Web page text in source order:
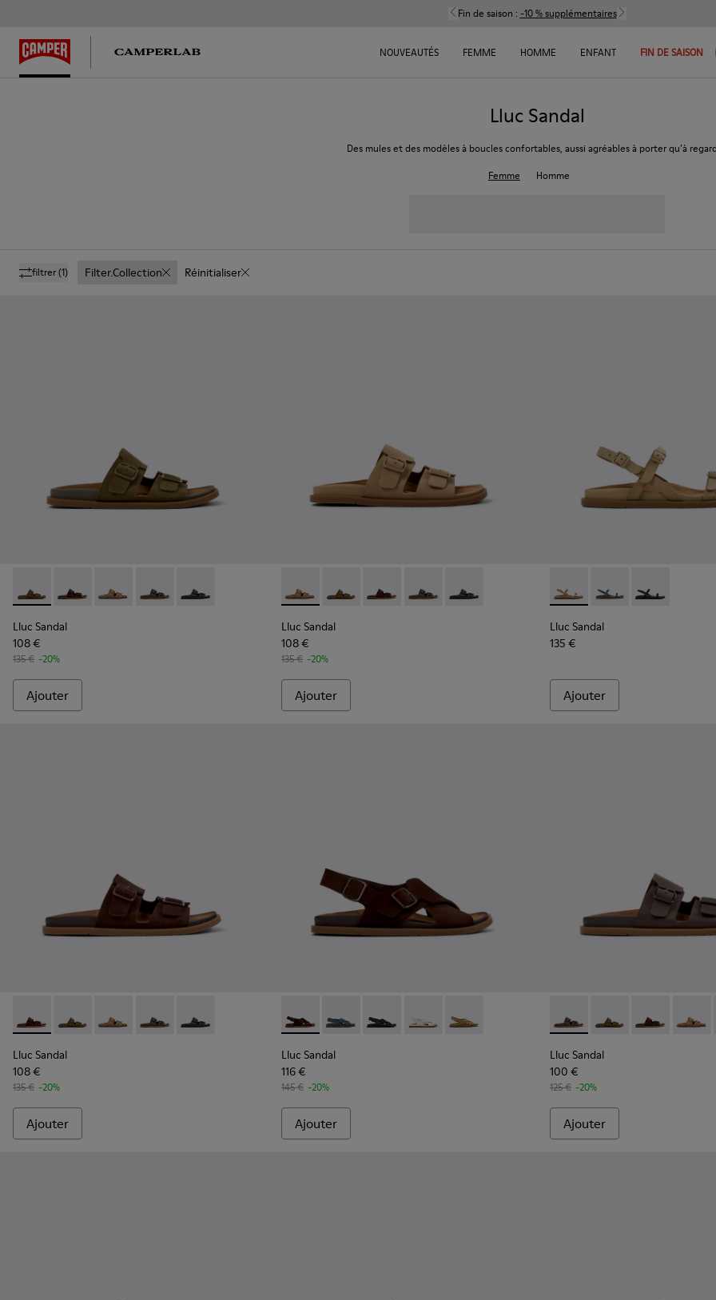
Fin de saison : -10 % supplémentaires
NOUVEAUTÉS FEMME HOMME ENFANT FIN DE SAISON
Lluc Sandal
Des mules et des modèles à boucles confortables, aussi agréables à porter qu’à
Femme
Homme
filtrer(1) Filter.collection Réinitialiser
Lluc Sandal - K201881-006 - Sandales en daim vertes Pour femme.
Lluc Sandal - K201881-005 - Sandales en daim marron Pour femme.
Lluc Sandal - K201881-003 - Sandales en daim marron Pour femme.
Lluc Sandal - K201881-002 - Sandales en cuir marron Pour femme.
Lluc Sandal - K201881-001 - Sandales en cuir noir Pour femme.
Lluc Sandal
108 €
135 € -20%
Ajouter
Lluc Sandal - K201881-003 - Sandales en daim marron Pour femme.
Lluc Sandal - K201881-006 - Sandales en daim vertes Pour femme.
Lluc Sandal - K201881-005 - Sandales en daim marron Pour
Lluc Sandal - K201881-002 - Sandales en cuir marron
Lluc Sandal - K201881-001 - Sandales en cuir
Lluc Sandal
108 €
135 € -20%
Ajouter
Lluc Sandal - K201883-004
Lluc Sandal -Lluc Sandal -
Lluc Sandal
135 €
Ajouter
Lluc Sandal - K201881-005 - Sandales en daim marron Pour femme.
Lluc Sandal - K201881-006 - Sandales en daim vertes Pour femme.
Lluc Sandal - K201881-003 - Sandales en daim marron Pour femme.
Lluc Sandal - K201881-002 - Sandales en cuir marron Pour femme.
Lluc Sandal - K201881-001 - Sandales en cuir noir Pour femme.
Lluc Sandal
108 €
135 € -20%
Ajouter
Lluc Sandal - K201880-001 - Sandales en daim marron Pour femme.
Lluc Sandal - K201880-005 - Sandales en daim bleues Pour femme.
Lluc Sandal - K201880-004 - Sandales en cuir noires Pour
Lluc Sandal - K201880-003 - Sandales en cuir blanches
Lluc Sandal - K201880-002 - Sandales en
Lluc Sandal
116 €
145 € -20%
Ajouter
Lluc Sandal - K201881-002
Lluc Sandal -Lluc Sandal -
Lluc
Lluc Sandal
100 €
125 € -20%
Ajouter